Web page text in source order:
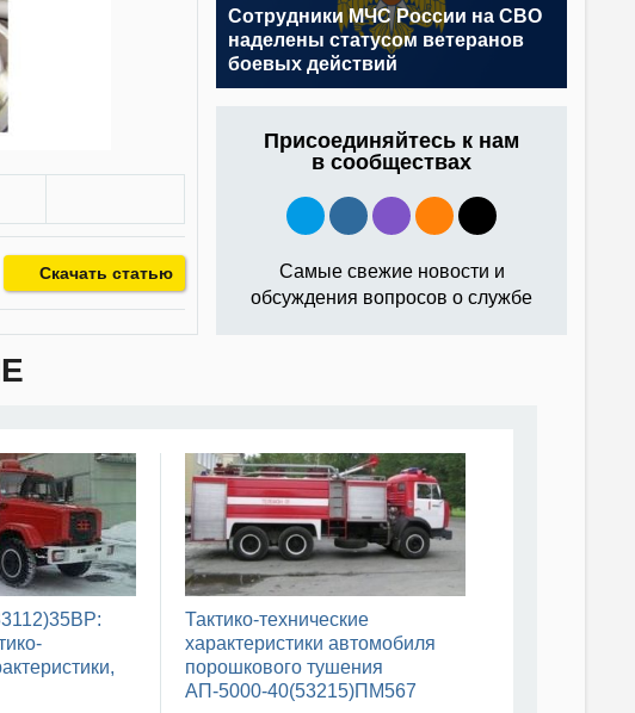
Скачать статью
Сотрудники МЧС России на СВО
наделены статусом ветеранов
боевых действий
Присоединяйтесь к нам
в сообществах
Самые свежие новости и
обсуждения вопросов о службе
Тактико-технические
характеристики автомобиля
порошкового тушения
АП-5000-40(53215)ПМ567